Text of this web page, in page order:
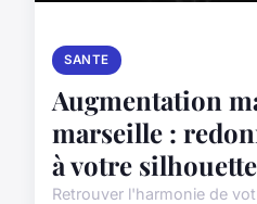
SANTE
Augmentation
marseille :
à votre silhouette
Retrouver l'harmonie de